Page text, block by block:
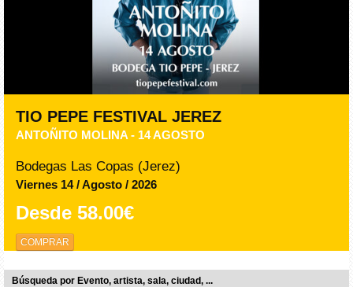
TIO PEPE FESTIVAL JEREZ
ANTOÑITO MOLINA - 14 AGOSTO
Bodegas Las Copas (Jerez)
Viernes 14 / Agosto / 2026
Desde 58.00€
COMPRAR
Búsqueda por Evento, artista, sala, ciudad, ...